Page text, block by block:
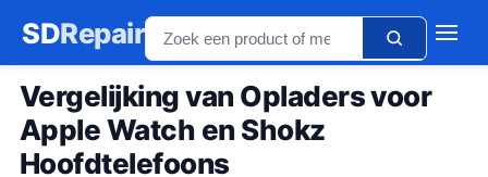
SDRepair
Vergelijking van Opladers voor
Apple Watch en Shokz
Hoofdtelefoons